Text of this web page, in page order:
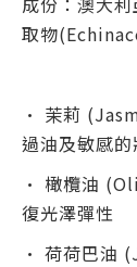
取物
• 茉莉
過油及敏感
• 橄欖油
復光澤彈性
• 荷荷巴油